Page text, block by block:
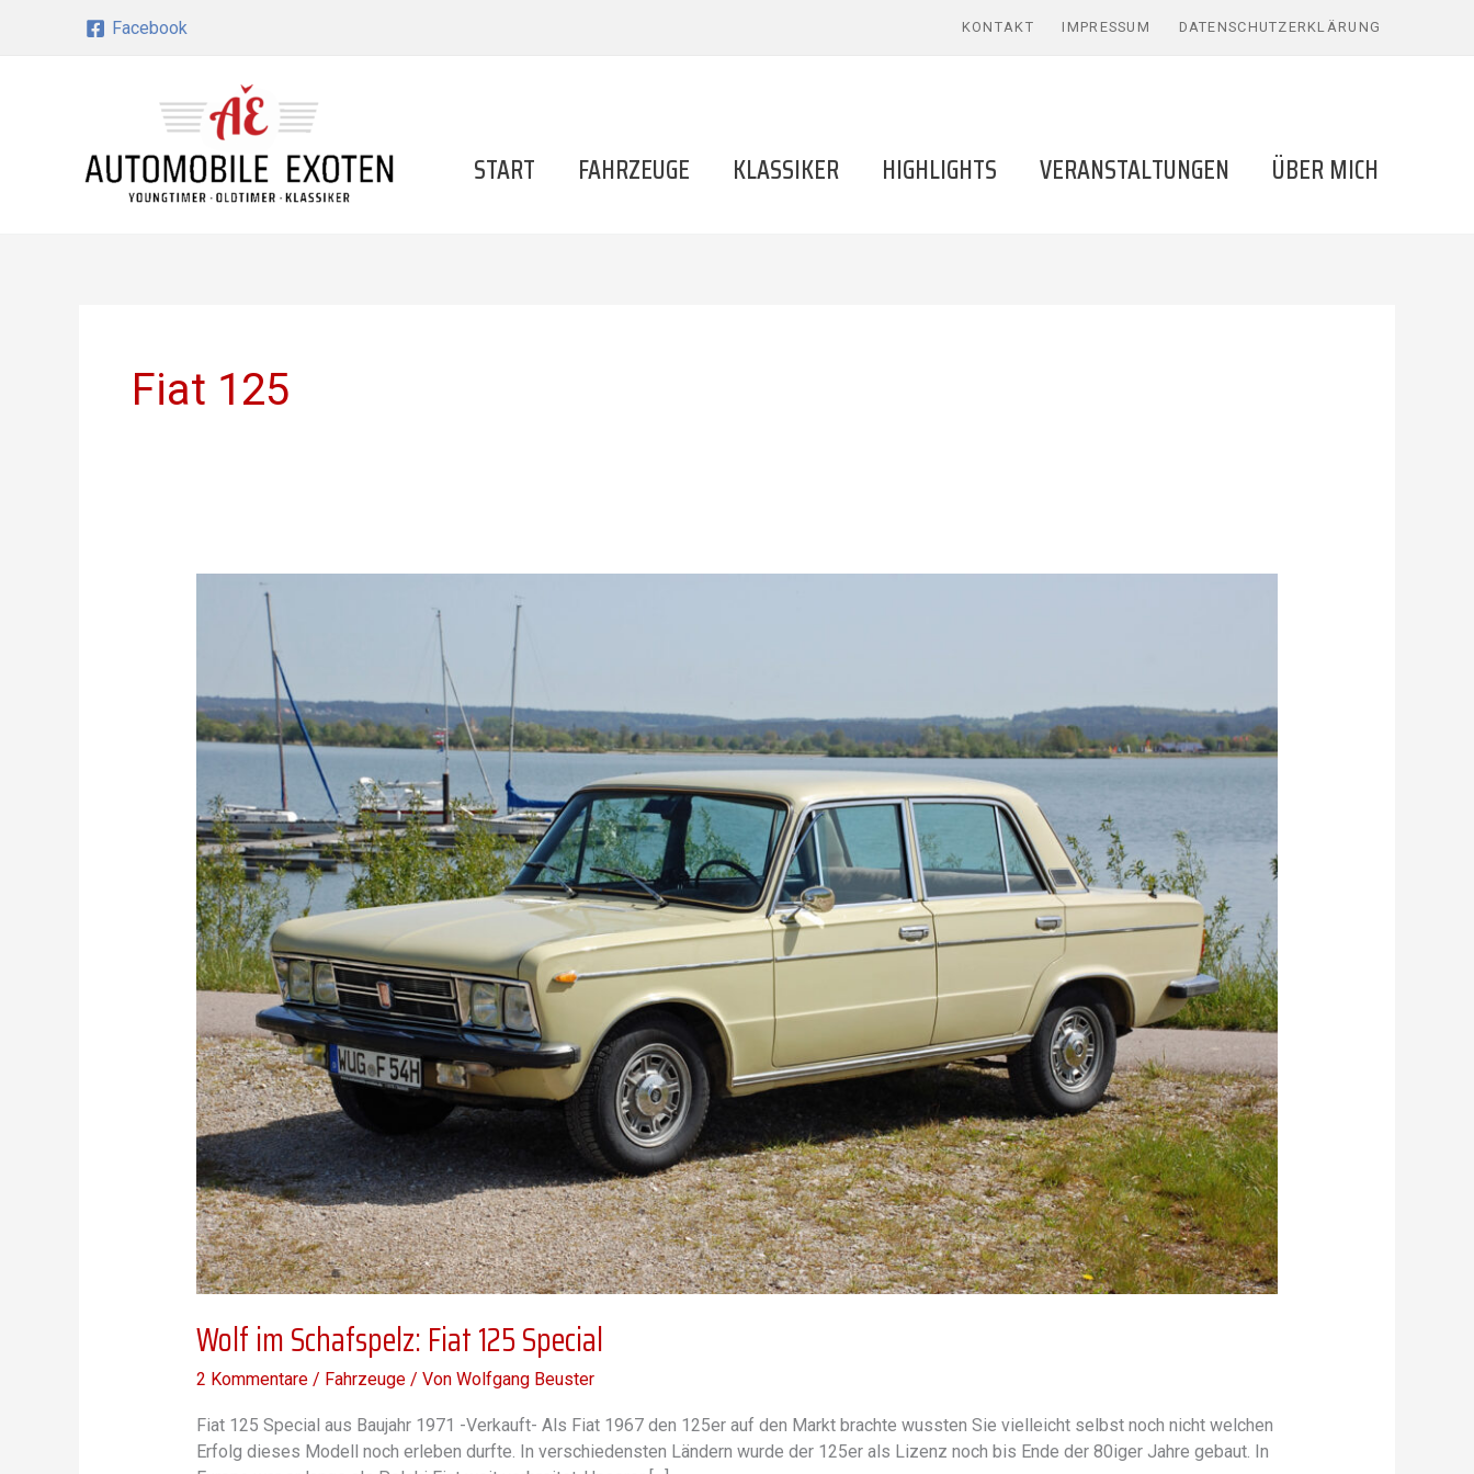
Facebook KONTAKT IMPRESSUM DATENSCHUTZERKLÄRUNG
START FAHRZEUGE KLASSIKER HIGHLIGHTS VERANSTALTUNGEN ÜBER MICH
Fiat 125
Wolf im Schafspelz: Fiat 125 Special
2 Kommentare / Fahrzeuge/ Von Wolfgang Beuster
Fiat 125 Special aus Baujahr 1971 -Verkauft- Als Fiat 1967 den 125er auf den Markt brachte wussten Sie vielleicht selbst noch nicht welchen
Erfolg dieses Modell noch erleben durfte. In verschiedensten Ländern wurde der 125er als Lizenz noch bis Ende der 80iger Jahre gebaut. In